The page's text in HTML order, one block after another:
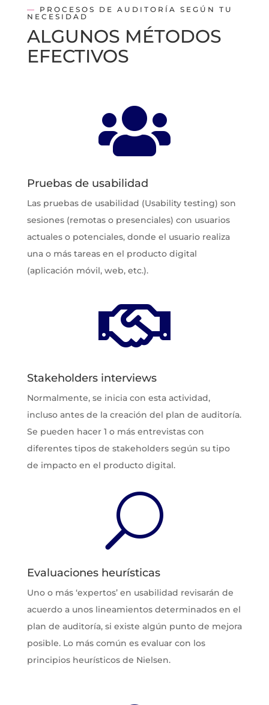
— PROCESOS DE AUDITORÍA SEGÚN TU
NECESIDAD
ALGUNOS MÉTODOS
EFECTIVOS

Pruebas de usabilidad
Las pruebas de usabilidad (Usability testing) son
sesiones (remotas o presenciales) con usuarios
actuales o potenciales, donde el usuario realiza
una o más tareas en el producto digital
(aplicación móvil, web, etc.).

Stakeholders interviews
Normalmente, se inicia con esta actividad,
incluso antes de la creación del plan de auditoría.
Se pueden hacer 1 o más entrevistas con
diferentes tipos de stakeholders según su tipo
de impacto en el producto digital.
U
Evaluaciones heurísticas
Uno o más ‘expertos’ en usabilidad revisarán de
acuerdo a unos lineamientos determinados en el
plan de auditoría, si existe algún punto de mejora
posible. Lo más común es evaluar con los
principios heurísticos de Nielsen.